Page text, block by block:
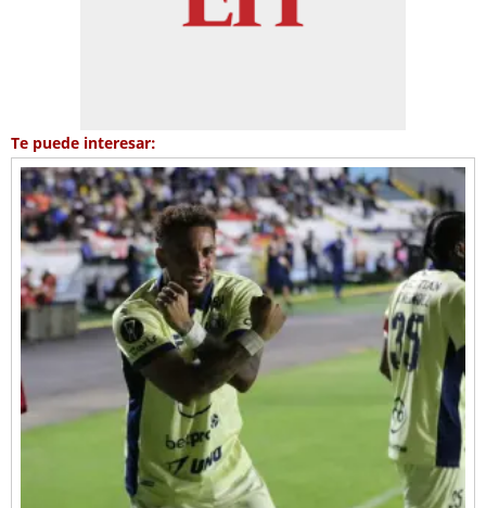
Te puede interesar: